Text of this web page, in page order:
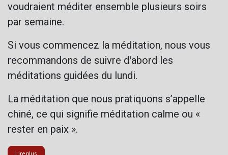
voudraient méditer ensemble plusieurs soirs
par semaine.
Si vous commencez la méditation, nous vous
recommandons de suivre d'abord les
méditations guidées du lundi.
La méditation que nous pratiquons s’appelle
chiné, ce qui signifie méditation calme ou «
rester en paix ».
Lire plus